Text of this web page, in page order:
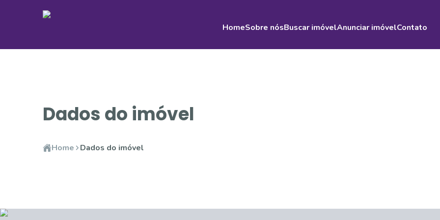
HomeSobre nósBuscar imóvelAnunciar imóvelContato
Dados do imóvel
Home Dados do imóvel